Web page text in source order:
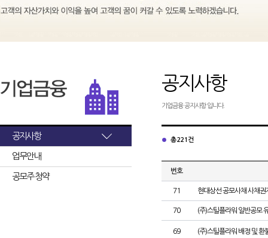
공지사항
업무안내
공모주 청약
공지사항
기업금융 공지사항 입니다.
총 221건
번호
71 현대상선 공모사채 사채권
70 (주)스틸플라워 일반공모
69 (주)스틸플라워 배정 및 환